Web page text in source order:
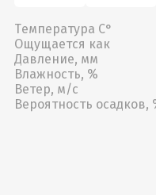
Температура С°
Ощущается как
Давление, мм
Влажность, %
Ветер, м/с
Вероятность осадков,